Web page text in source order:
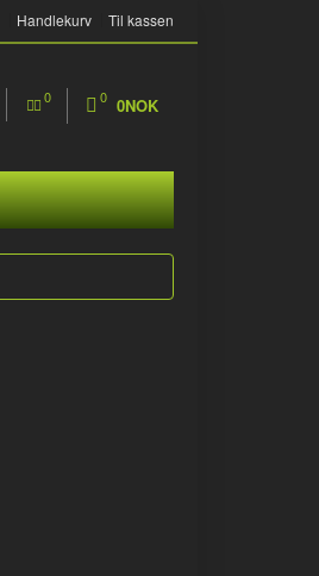
Handlekurv Til kassen
0 0 0NOK